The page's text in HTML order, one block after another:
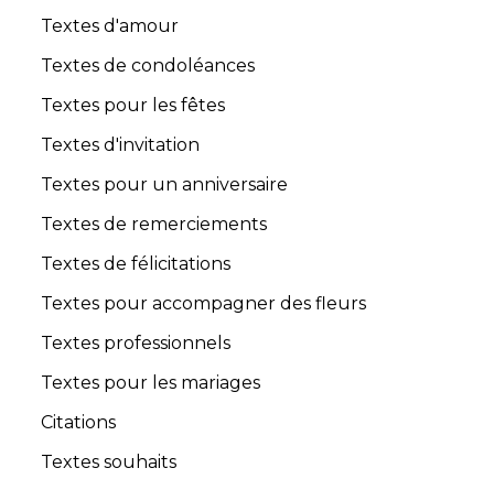
Textes d'amour
Textes de condoléances
Textes pour les fêtes
Textes d'invitation
Textes pour un anniversaire
Textes de remerciements
Textes de félicitations
Textes pour accompagner des fleurs
Textes professionnels
Textes pour les mariages
Citations
Textes souhaits